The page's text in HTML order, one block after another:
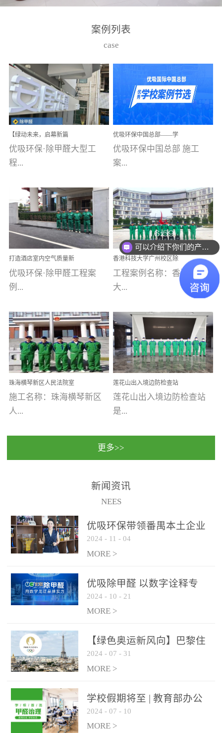
高技能的团队。汇聚了众
取得了多项产品技术专利
和多项国家版权局著作
权，获得高新技术企业称
号。生产优势自主生产自
给自足，优吸公司于2015
在广州番禺区成功建立产
品线生产基地，工厂拥有
自动化生产设备和成熟的
选择源头源材料、严控产
品质量，我们每一批的生
产产品都经过严格的质检
程序；生产车间为优吸总
部和全国分支机构生产光
触媒、净醛王、祛味剂等
优吸系列产品，保质保量
完成生产任务，确保全国
求。资质优势团队优势分
支优势优吸环保是一棵正
茁壮成长的树，只要我们
人人都爱护她、珍惜她、
她将越来越枝繁叶茂，终
将会成为一棵参天大树！
优吸环保截止2020年拥有
全国600家网点分支机构。
案例列表
case
【绿动未来，启幕新篇
章】优吸环保中标深圳安
居乐寓，超大型工装室内
空气治理项目顺利启航，
优吸环保·除甲醛大型工
程...
案例【深圳安居乐寓】室
内空气治理项目深圳安居
乐寓 深圳市安居乐寓
为深圳安居集团旗下城...
优吸环保中国总部——学
校施工案例(节选)
优吸环保中国总部 施工
案...
例(学校工装节选)广州南沙
小学(珠江湾校区)项目地
址：广州市南沙区海滨路
南沙珠江湾江门市蓬江区
禾...
打造酒店室内空气质量新
标杆——优吸环保·标杆之
作：东莞美豪雅致酒店室
内空气治理工程纪实
优吸环保·除甲醛工程案
例...
【东莞美豪雅致酒店】室
内空气治理项目东莞美豪
雅致酒店 东莞美豪雅
致酒店是为中高端人士...
香港科技大学广州校区除
甲醛项目圆满完成
工程案例名称：香港科技
大...
学广州校区室内空气治
理 工程案例地址：广
州南沙区·香港科技大学(广
州)校区 工程案...
珠海横琴新区人民法院室
内除甲醛空气治理项目
施工名称：珠海横琴新区
人...
民法院室内除甲醛空气治
保施工日期：2020年1月珠
莲花山出入境边防检查站
室内除甲醛空气治理项目
莲花山出入境边防检查站
是...
国家通过设在对外开放口
（及各出入境边防检查
更多>>
新闻资讯
NEES
优吸环保带领番禺本​土企业
勇敢破局向“新”
2024 - 11 - 04
MORE >
优吸除甲醛 以数字诠释专
业，尽显除醛品牌实力！
2024 - 10 - 21
MORE >
【绿色奥运新风向】巴黎住
宿风波：优吸环保共建健康
绿色家居
2024 - 07 - 31
MORE >
学校假期将至 | 教育部办公
厅关于加强学校新建校舍室
内空气质量管理通知
2024 - 07 - 10
MORE >
可以介绍下你们的产品么